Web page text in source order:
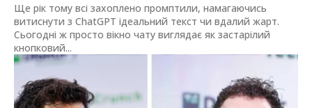
Ще рік тому всі захоплено промптили, намагаючись
витиснути з ChatGPT ідеальний текст чи вдалий жарт.
Сьогодні ж просто вікно чату виглядає як застарілий
кнопковий...